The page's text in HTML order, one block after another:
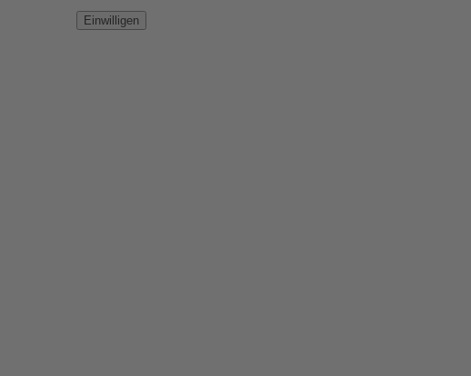
Einwilligen